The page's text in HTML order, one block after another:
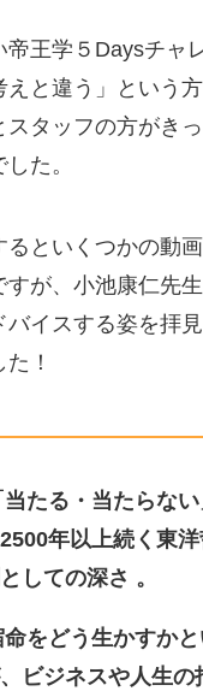
帝王学５Daysチャ
えと違う」という
スタッフの方がき
た。
るといくつかの動
すが、小池康仁先
バイスする姿を拝
！
たる・当たらな
年以上続く東
しての深さ 。
命をどう生かすか
ビジネスや人生の